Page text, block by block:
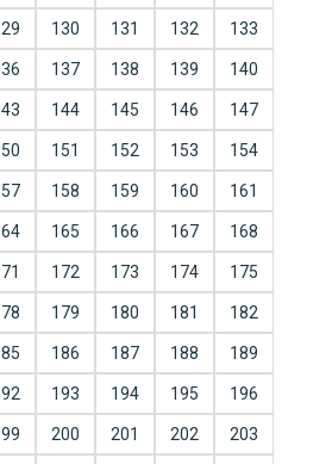
130 131 132 133
137 138 139 140
144 145 146 147
151 152 153 154
158 159 160 161
165 166 167 168
172 173 174 175
179 180 181 182
186 187 188 189
193 194 195 196
200 201 202 203